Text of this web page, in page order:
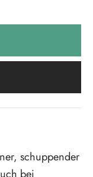
schuppender